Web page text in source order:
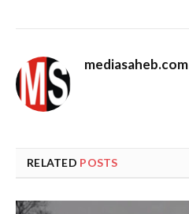
mediasaheb.com
RELATED POSTS